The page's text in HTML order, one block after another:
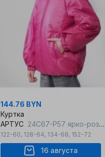
144.76 BYN
Куртка
АРТУС 24С67-Р57 ярко-розовый
122-60, 128-64, 134-68, 152-72
16 августа